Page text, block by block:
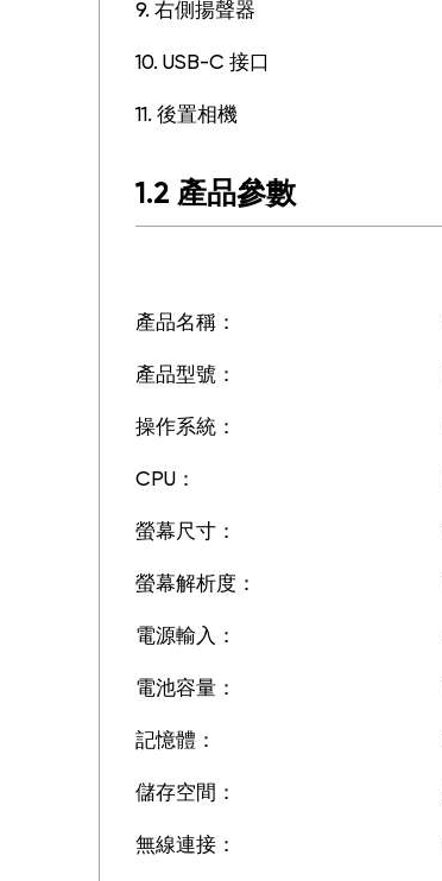
9. 右側揚聲器
10. USB-C 接口
11. 後置相機
1.2 產品參數
產品名稱：
產品型號：
操作系統：
CPU：
螢幕尺寸：
螢幕解析度：
電源輸入：
電池容量：
記憶體：
儲存空間：
無線連接：